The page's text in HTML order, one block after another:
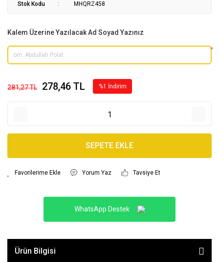
Stok Kodu MHQRZ458
Kalem Üzerine Yazılacak Ad Soyad Yazınız
*
281,27 TL 278,46 TL %1 İndirim
SEPETE EKLE
Yorum Yaz Tavsiye Et
WhatsApp Destek
Ürün Bilgisi